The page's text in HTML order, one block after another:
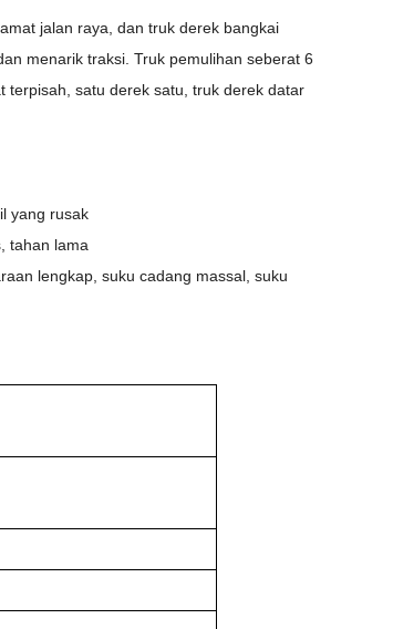
jalan raya, dan truk derek bangkai
menarik traksi. Truk pemulihan seberat 6
terpisah, satu derek satu, truk derek datar
yang rusak
tahan lama
lengkap, suku cadang massal, suku